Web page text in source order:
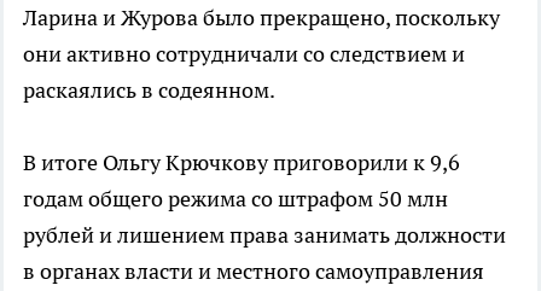
Ларина и Журова было прекращено, поскольку
они активно сотрудничали со следствием и
раскаялись в содеянном.
В итоге Ольгу Крючкову приговорили к 9,6
годам общего режима со штрафом 50 млн
рублей и лишением права занимать должности
в органах власти и местного самоуправления